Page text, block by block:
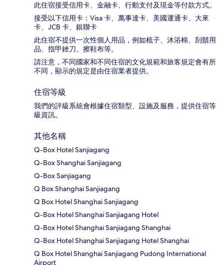
此住宿接受信用卡、金融卡、行動支付及現金等付款方式。
接受以下信用卡：Visa 卡、萬事達卡、美國運通卡、大來
卡、JCB 卡、銀聯卡
此住宿不提供一次性個人用品，例如梳子、沐浴棉、刮鬍用
品、指甲銼刀、擦鞋布等。
請注意，不同國家和不同住宿的文化規範和旅客規定會有所
不同，顯示的規定是由住宿業者提供。
住宿等級
我們的評級系統會根據住宿類型、設施及服務，提供住宿等
級資訊。
其他名稱
Q-Box Hotel Sanjiagang
Q-Box Shanghai Sanjiagang
Q-Box Sanjiagang
Q Box Shanghai Sanjiagang
Q Box Hotel Shanghai Sanjiagang
Q-Box Hotel Shanghai Sanjiagang Hotel
Q-Box Hotel Shanghai Sanjiagang Shanghai
Q-Box Hotel Shanghai Sanjiagang Hotel Shanghai
Q Box Hotel Shanghai Sanjiagang Pudong International
Airport